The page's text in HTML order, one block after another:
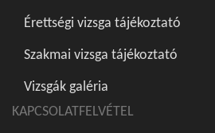
Érettségi vizsga tájékoztató
Szakmai vizsga tájékoztató
Vizsgák galéria
KAPCSOLATFELVÉTEL